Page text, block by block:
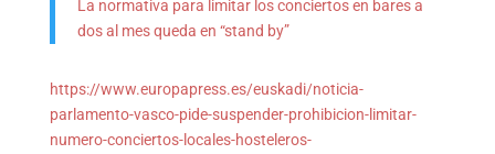
La normativa para limitar los conciertos en bares a
dos al mes queda en “stand by”
https://www.europapress.es/euskadi/noticia-
parlamento-vasco-pide-suspender-prohibicion-limitar-
numero-conciertos-locales-hosteleros-